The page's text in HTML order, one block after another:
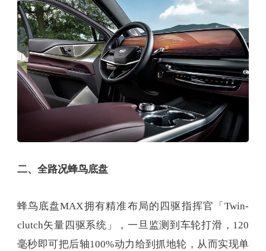
二、全路况蜂鸟底盘
蜂鸟底盘MAX拥有精准布局的四驱指挥官「Twin-
clutch矢量四驱系统」，一旦监测到车轮打滑，120
毫秒即可把后轴100%动力给到抓地轮，从而实现单